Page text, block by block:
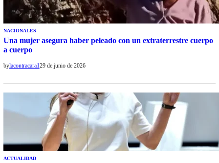
NACIONALES
Una mujer asegura haber peleado con un extraterrestre cuerpo
a cuerpo
bylacontracara129 de junio de 2026
ACTUALIDAD